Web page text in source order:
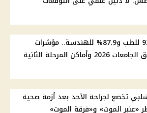
92.8% للطب و87.9% للهندسة.. مؤشرات
2026 وأماكن المرحلة الثانية
تخضع لجراحة الأحد بعد أزمة صحية
«عنبر الموت» و«فرقة الموت»